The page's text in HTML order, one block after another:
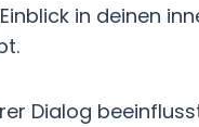
in deinen
Dialog